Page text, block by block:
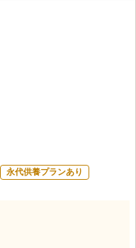
永代供養プランあり